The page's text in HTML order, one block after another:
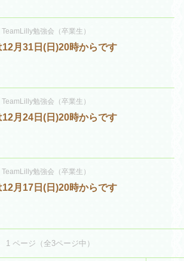
TeamLilly勉強会（卒業生）
月31日(日)20時からです
TeamLilly勉強会（卒業生）
月24日(日)20時からです
TeamLilly勉強会（卒業生）
月17日(日)20時からです
1 ページ（全3ページ中）